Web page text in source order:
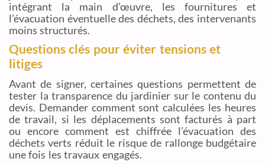
intégrant la main d’œuvre, les fournitures et
l’évacuation éventuelle des déchets, des intervenants
moins structurés.
Questions clés pour éviter tensions et
litiges
Avant de signer, certaines questions permettent de
tester la transparence du jardinier sur le contenu du
devis. Demander comment sont calculées les heures
de travail, si les déplacements sont facturés à part
ou encore comment est chiffrée l’évacuation des
déchets verts réduit le risque de rallonge budgétaire
une fois les travaux engagés.